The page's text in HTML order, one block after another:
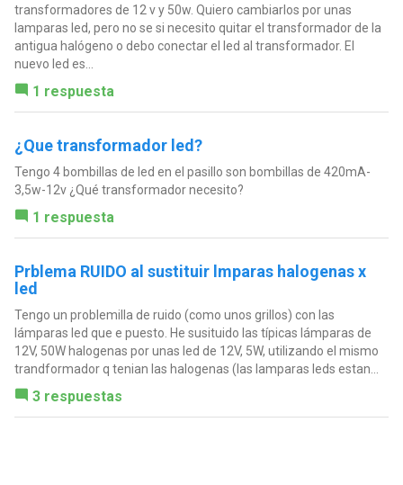
transformadores de 12 v y 50w. Quiero cambiarlos por unas
lamparas led, pero no se si necesito quitar el transformador de la
antigua halógeno o debo conectar el led al transformador. El
nuevo led es...
1 respuesta
¿Que transformador led?
Tengo 4 bombillas de led en el pasillo son bombillas de 420mA-
3,5w-12v ¿Qué transformador necesito?
1 respuesta
Prblema RUIDO al sustituir lmparas halogenas x
led
Tengo un problemilla de ruido (como unos grillos) con las
lámparas led que e puesto. He susituido las típicas lámparas de
12V, 50W halogenas por unas led de 12V, 5W, utilizando el mismo
trandformador q tenian las halogenas (las lamparas leds estan...
3 respuestas